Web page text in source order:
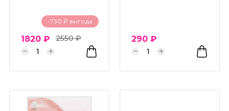
Витамин С
Гиалуроновая кислота
Кислоты
-730 ₽ выгода
1820 ₽ 2550 ₽ 290 ₽